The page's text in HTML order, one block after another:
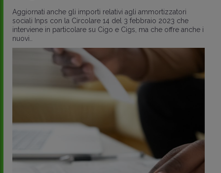
Aggiornati anche gli importi relativi agli ammortizzatori
sociali Inps con la Circolare 14 del 3 febbraio 2023 che
interviene in particolare su Cigo e Cigs, ma che offre anche i
nuovi..